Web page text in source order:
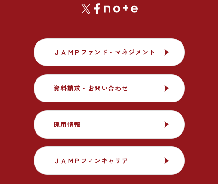
ＪＡＭＰファンド・マネジメント
ＪＡＭＰファンド・マネジメント
資料請求・お問い合わせ
資料請求・お問い合わせ
採用情報
採用情報
ＪＡＭＰフィンキャリア
ＪＡＭＰフィンキャリア